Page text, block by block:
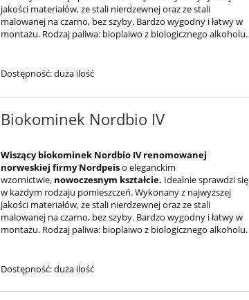
jakości materiałów, ze stali nierdzewnej oraz ze stali
malowanej na czarno, bez szyby. Bardzo wygodny i łatwy w
montażu. Rodzaj paliwa: bioplaiwo z biologicznego alkoholu.
Dostępność:duża ilość
Biokominek Nordbio IV
Wiszący biokominek Nordbio IVrenomowanej
norweskiej firmyNordpeiso eleganckim
wzornictwie, nowoczesnym kształcie. Idealnie sprawdzi się
w każdym rodzaju pomieszczeń. Wykonany z najwyższej
jakości materiałów, ze stali nierdzewnej oraz ze stali
malowanej na czarno, bez szyby. Bardzo wygodny i łatwy w
montażu. Rodzaj paliwa: bioplaiwo z biologicznego alkoholu.
Dostępność:duża ilość